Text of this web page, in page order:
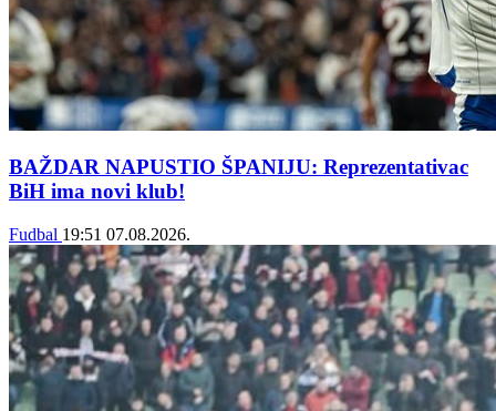
BAŽDAR NAPUSTIO ŠPANIJU: Reprezentativac
BiH ima novi klub!
Fudbal 19:51 07.08.2026.